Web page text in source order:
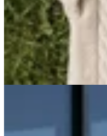
Sweater Merino
$ 8.900